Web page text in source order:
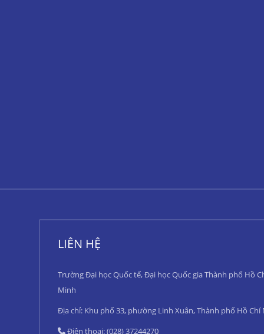
LIÊN HỆ
Trường Đại học Quốc tế, Đại học Quốc gia Thành phố Hồ
Minh
Địa chỉ: Khu phố 33, phường Linh Xuân, Thành phố Hồ Chí
Điện thoại: (028) 37244270